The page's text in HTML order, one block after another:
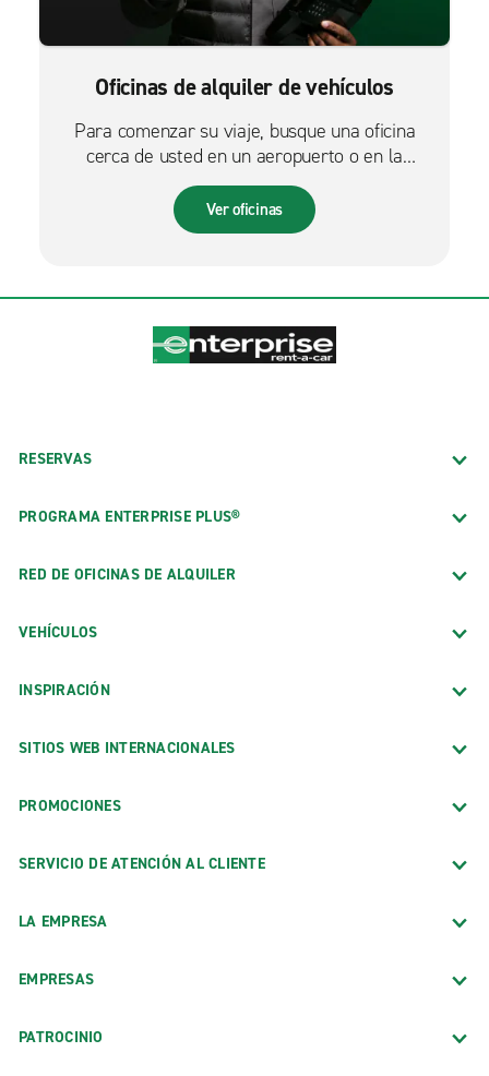
Oficinas de alquiler de vehículos
Para comenzar su viaje, busque una oficina
cerca de usted en un aeropuerto o en la
ciudad.
Ver oficinas
RESERVAS
PROGRAMA ENTERPRISE PLUS®
RED DE OFICINAS DE ALQUILER
VEHÍCULOS
INSPIRACIÓN
SITIOS WEB INTERNACIONALES
PROMOCIONES
SERVICIO DE ATENCIÓN AL CLIENTE
LA EMPRESA
EMPRESAS
PATROCINIO